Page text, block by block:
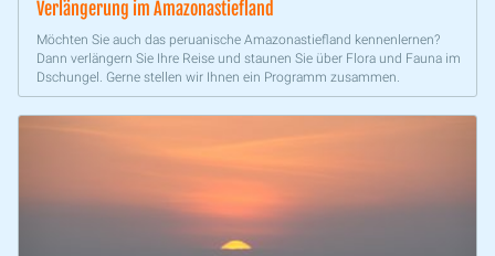
Verlängerung im Amazonastiefland
Möchten Sie auch das peruanische Amazonastiefland kennenlernen?
Dann verlängern Sie Ihre Reise und staunen Sie über Flora und Fauna im
Dschungel. Gerne stellen wir Ihnen ein Programm zusammen.